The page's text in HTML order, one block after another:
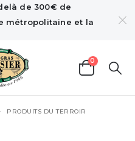
de 300€ de
métropolitaine et la
0
PRODUITS DU TERROIR